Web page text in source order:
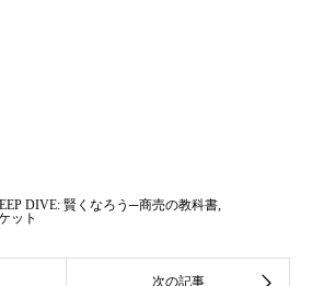
DIVE: 賢くなろう─商売の教科書,
ット